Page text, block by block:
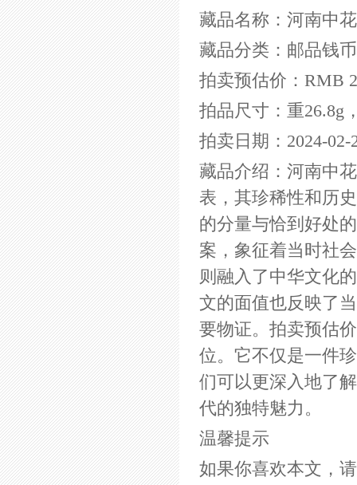
藏品名称：河南中
藏品分类：邮品钱
拍卖预估价：RMB
拍品尺寸：重26.8g
拍卖日期：2024-02-
藏品介绍：河南中
表，其珍稀性和历
的分量与恰到好处
案，象征着当时社
则融入了中华文化
文的面值也反映了
要物证。拍卖预估
位。它不仅是一件
们可以更深入地了
代的独特魅力。
温馨提示
如果你喜欢本文，